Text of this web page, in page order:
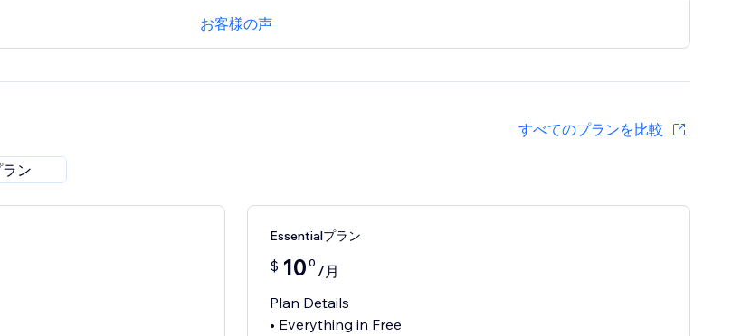
お客様の声
すべてのプランを比較
ン
Essentialプラン
$ 10 0 /月
Plan Details
• Everything in Free